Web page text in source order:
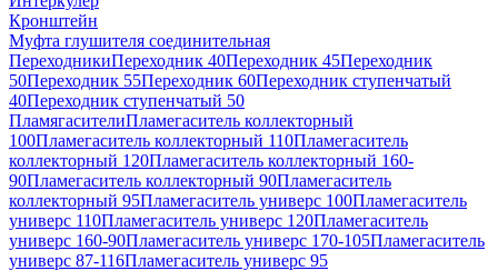
Кронштейн
Муфта глушителя соединительная
ПереходникиПереходник 40Переходник 45Переходник
50Переходник 55Переходник 60Переходник ступенчатый
40Переходник ступенчатый 50
ПламягасителиПламегаситель коллекторный
100Пламегаситель коллекторный 110Пламегаситель
коллекторный 120Пламегаситель коллекторный 160-
90Пламегаситель коллекторный 90Пламегаситель
коллекторный 95Пламегаситель универс 100Пламегаситель
универс 110Пламегаситель универс 120Пламегаситель
универс 160-90Пламегаситель универс 170-105Пламегаситель
универс 87-116Пламегаситель универс 95